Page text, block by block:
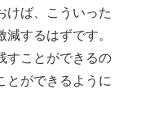
けば、こういった
するはずです。
すことができるの
とができるように